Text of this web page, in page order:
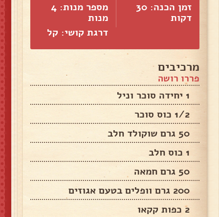
זמן הכנה: 30
דקות
מספר מנות: 4
מנות
דרגת קושי: קל
מרכיבים
פררו רושה
1 יחידה סוכר וניל
1/2 כוס סוכר
50 גרם שוקולד חלב
1 כוס חלב
50 גרם חמאה
200 גרם וופלים בטעם אגוזים
2 כפות קקאו